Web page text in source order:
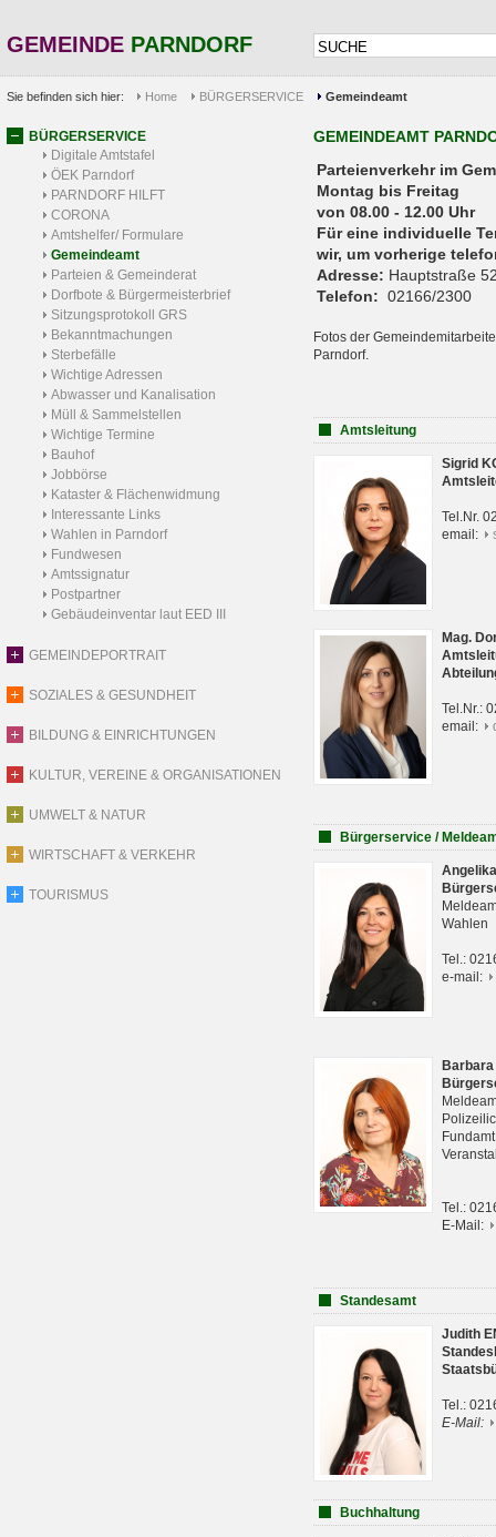
GEMEINDE PARNDORF
Sie befinden sich hier: Home BÜRGERSERVICE Gemeindeamt
BÜRGERSERVICE
Digitale Amtstafel
ÖEK Parndorf
PARNDORF HILFT
CORONA
Amtshelfer/ Formulare
Gemeindeamt
Parteien & Gemeinderat
Dorfbote & Bürgermeisterbrief
Sitzungsprotokoll GRS
Bekanntmachungen
Sterbefälle
Wichtige Adressen
Abwasser und Kanalisation
Müll & Sammelstellen
Wichtige Termine
Bauhof
Jobbörse
Kataster & Flächenwidmung
Interessante Links
Wahlen in Parndorf
Fundwesen
Amtssignatur
Postpartner
Gebäudeinventar laut EED III
GEMEINDEPORTRAIT
SOZIALES & GESUNDHEIT
BILDUNG & EINRICHTUNGEN
KULTUR, VEREINE & ORGANISATIONEN
UMWELT & NATUR
WIRTSCHAFT & VERKEHR
TOURISMUS
GEMEINDEAMT
Parteienverkehr
Montag bis Freitag
von 08.00 - 12.00 Uhr
Für eine individuelle
wir, um vorherige
Adresse: Hauptstraße
Telefon: 02166/2300
Fotos der
Parndorf.
Amtsleitung
Sigrid
Tel.Nr.
email:
Mag.
Tel.Nr.:
email:
Bürgerservice /
Wahlen
Tel.:
e-mail:
Tel.:
E-Mail:
Standesamt
Judith
Tel.:
E-Mail:
Buchhaltung